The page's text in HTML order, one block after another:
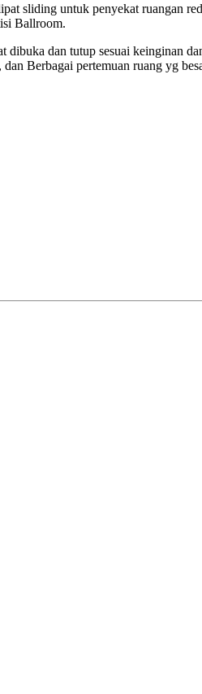
sliding untuk penyekat ruangan
Ballroom.
dan tutup sesuai keinginan
Berbagai pertemuan ruang yg